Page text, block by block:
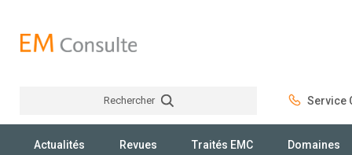
Rechercher Service
Actualités Revues Traités EMC Domaines